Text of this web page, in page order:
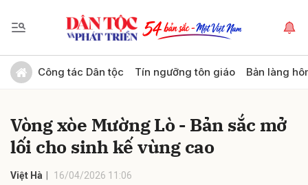
Công tác Dân tộc Tín ngưỡng tôn giáo Bản làng
Vòng xòe Mường Lò - Bản sắc mở
lối cho sinh kế vùng cao
Việt Hà 16/04/2026 11:06
Gửi bình luận